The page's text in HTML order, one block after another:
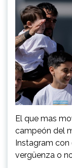
El que mas
campeón del
Instagram con
vergüenza o